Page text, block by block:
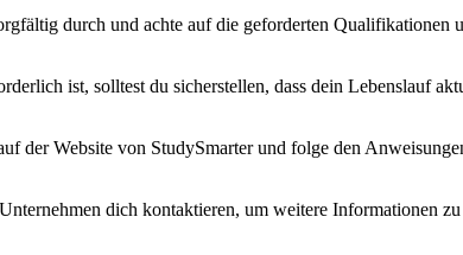
durch und achte auf die geforderten
ist, solltest du sicherstellen, dass dein Lebenslauf
der Website von StudySmarter und folge den
dich kontaktieren, um weitere Informationen